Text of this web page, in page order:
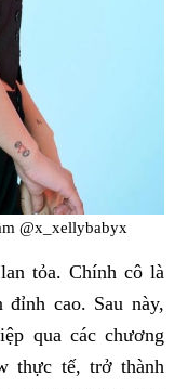
@x_xellybabyx
tỏa. Chính cô là
cao. Sau này,
qua các chương
thực tế, trở thành